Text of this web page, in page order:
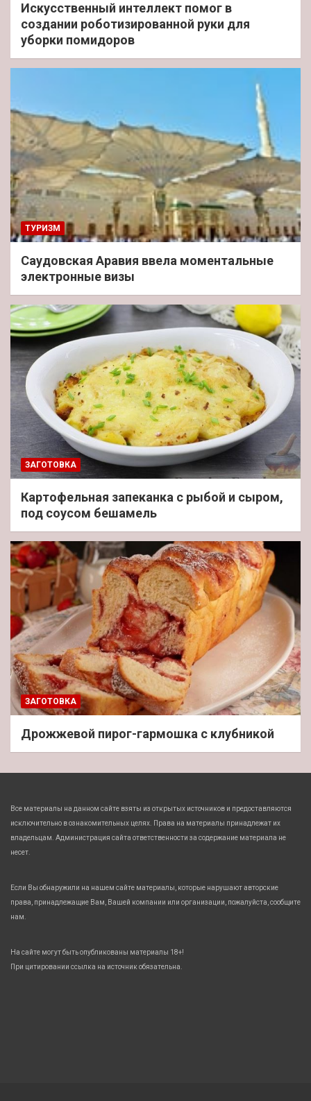
Искусственный интеллект помог в
создании роботизированной руки для
уборки помидоров
ТУРИЗМ
Саудовская Аравия ввела моментальные
электронные визы
ЗАГОТОВКА
Картофельная запеканка с рыбой и сыром,
под соусом бешамель
ЗАГОТОВКА
Дрожжевой пирог-гармошка с клубникой
Все материалы на данном сайте взяты из открытых источников и предоставляются
исключительно в ознакомительных целях. Права на материалы принадлежат их
владельцам. Администрация сайта ответственности за содержание материала не
несет.
Если Вы обнаружили на нашем сайте материалы, которые нарушают авторские
права, принадлежащие Вам, Вашей компании или организации, пожалуйста, сообщите
нам.
На сайте могут быть опубликованы материалы 18+!
При цитировании ссылка на источник обязательна.